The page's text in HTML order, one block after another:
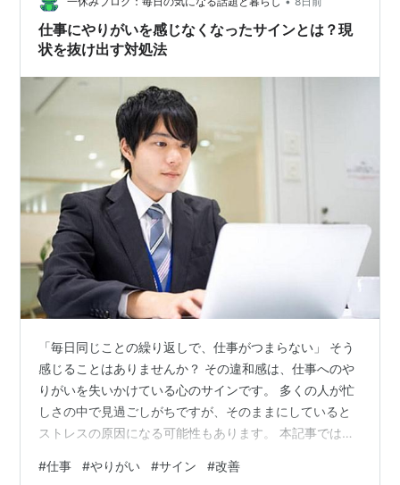
音楽：
ジェームズ・ニュートン・ハワード
キャスト
メル・ギブソン
ホアキン・フェニックス
ロリー・カルキン
アビゲイル・ブレスリン
M・ナイト・シャマラン
チェリー・ジョーンズ
概要
妻の死によって信仰をすてた神父。だが彼とその家族が
生する。やがて世界中に出現する怪異。恐るべき怪異
は、一家にも忍び寄る。
予告編
仕事にやりがいを感じなくなったサインとは？現
状を抜け出す対処法
「毎日同じことの繰り返しで、仕事がつまらない」 そう
感じることはありませんか？ その違和感は、仕事へのや
りがいを失いかけている心のサインです。 多くの人が忙
しさの中で見過ごしがちですが、そのままにしていると
ストレスの原因になる可能性もあります。 本記事では、
きか」を具体的に解説します。 現在の状況をリセット
#仕事 #やりがい #サイン #改善